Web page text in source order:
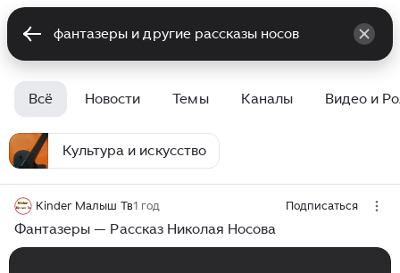
Всё Новости Темы Каналы Видео и
Культура и искусство
Kinder Малыш Тв1 год Подписаться
Фантазеры — Рассказ Николая Носова